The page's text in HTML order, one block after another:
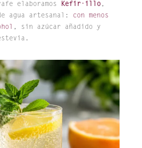
elaboramos Kefir·illo,
agua artesanal: con menos
, sin azúcar añadido y